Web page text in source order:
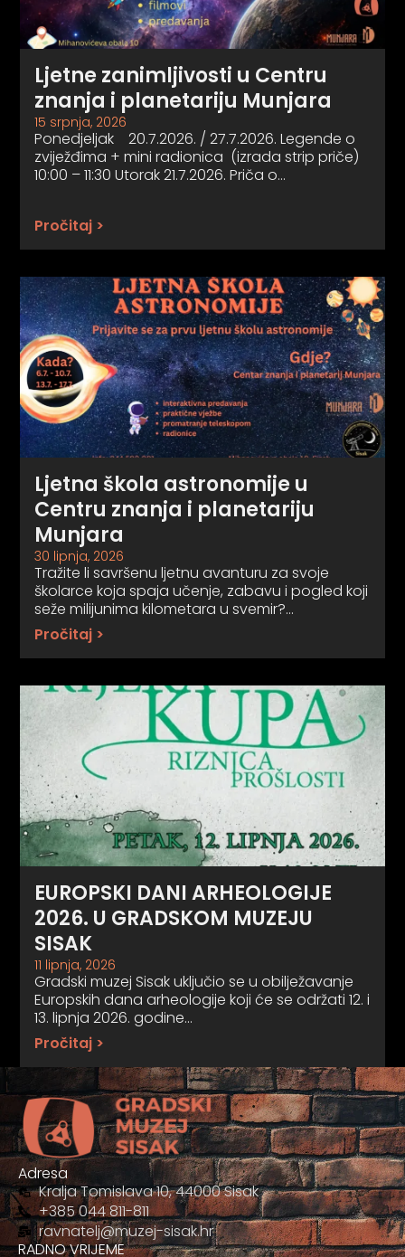
Ljetne zanimljivosti u Centru
znanja i planetariju Munjara
15 srpnja, 2026
Ponedjeljak 20.7.2026. / 27.7.2026. Legende o
zviježđima + mini radionica (izrada strip priče)
10:00 – 11:30 Utorak 21.7.2026. Priča o…
Pročitaj >
Ljetna škola astronomije u
Centru znanja i planetariju
Munjara
30 lipnja, 2026
Tražite li savršenu ljetnu avanturu za svoje
školarce koja spaja učenje, zabavu i pogled koji
seže milijunima kilometara u svemir?…
Pročitaj >
EUROPSKI DANI ARHEOLOGIJE
2026. U GRADSKOM MUZEJU
SISAK
11 lipnja, 2026
Gradski muzej Sisak uključio se u obilježavanje
Europskih dana arheologije koji će se održati 12. i
13. lipnja 2026. godine…
Pročitaj >
Adresa
Kralja Tomislava 10, 44000 Sisak
+385 044 811-811
ravnatelj@muzej-sisak.hr
RADNO VRIJEME